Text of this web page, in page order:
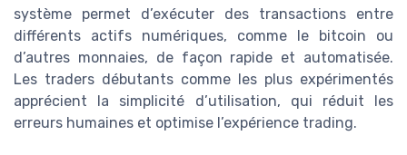
système permet d’exécuter des transactions entre
différents actifs numériques, comme le bitcoin ou
d’autres monnaies, de façon rapide et automatisée.
Les traders débutants comme les plus expérimentés
apprécient la simplicité d’utilisation, qui réduit les
erreurs humaines et optimise l’expérience trading.